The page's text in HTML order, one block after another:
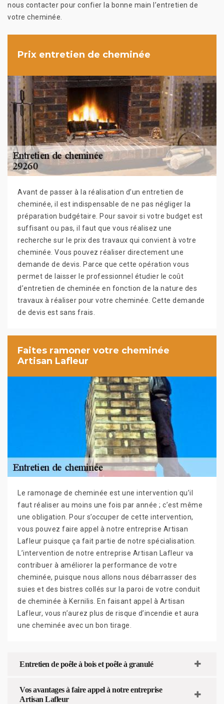
nous contacter pour confier la bonne main l’entretien de
votre cheminée.
Prix entretien de cheminée
Avant de passer à la réalisation d’un entretien de
cheminée, il est indispensable de ne pas négliger la
préparation budgétaire. Pour savoir si votre budget est
suffisant ou pas, il faut que vous réalisez une
recherche sur le prix des travaux qui convient à votre
cheminée. Vous pouvez réaliser directement une
demande de devis. Parce que cette opération vous
permet de laisser le professionnel étudier le coût
d’entretien de cheminée en fonction de la nature des
travaux à réaliser pour votre cheminée. Cette demande
de devis est sans frais.
Faites ramoner votre cheminée
Artisan Lafleur
Le ramonage de cheminée est une intervention qu’il
faut réaliser au moins une fois par année ; c’est même
une obligation. Pour s’occuper de cette intervention,
vous pouvez faire appel à notre entreprise Artisan
Lafleur puisque ça fait partie de notre spécialisation.
L’intervention de notre entreprise Artisan Lafleur va
contribuer à améliorer la performance de votre
cheminée, puisque nous allons nous débarrasser des
suies et des bistres collés sur la paroi de votre conduit
de cheminée à Kernilis. En faisant appel à Artisan
Lafleur, vous n’aurez plus de risque d’incendie et aura
une cheminée avec un bon tirage.
Entretien de poêle à bois et poêle à granulé
Vos avantages à faire appel à notre entreprise
Artisan Lafleur